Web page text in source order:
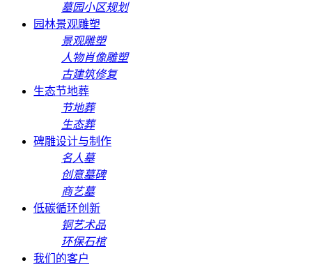
墓园小区规划
园林景观雕塑
景观雕塑
人物肖像雕塑
古建筑修复
生态节地葬
节地葬
生态葬
碑雕设计与制作
名人墓
创意墓碑
商艺墓
低碳循环创新
铜艺术品
环保石棺
我们的客户